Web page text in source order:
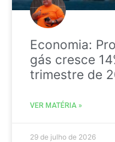
Economia:
gás cresce
trimestre de
VER MATÉRIA »
29 de julho de 2026